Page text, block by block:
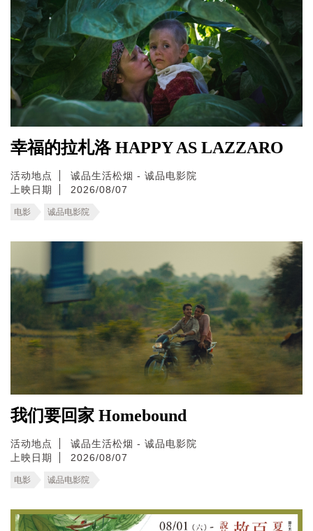
幸福的拉札洛 HAPPY AS LAZZARO
活动地点
诚品生活松烟 - 诚品电影院
上映日期
2026/08/07
电影 诚品电影院
我们要回家 Homebound
活动地点
诚品生活松烟 - 诚品电影院
上映日期
2026/08/07
电影 诚品电影院